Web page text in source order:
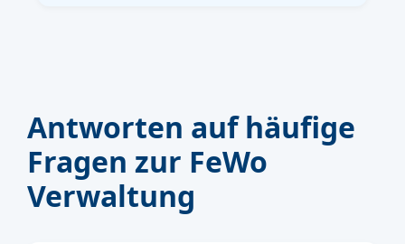
Antworten auf häufige
Fragen zur FeWo
Verwaltung